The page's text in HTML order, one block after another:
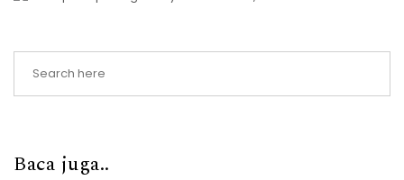
Baca juga..